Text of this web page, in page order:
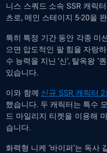
니스 스쿼드 소속 SSR 캐릭
츠로, 메인 스테이지 5-20을
특히 특정 기간 동안 각종 미
으면 압도적인 팔 힘을 자랑
수 능력을 지닌 ‘신’, 탈옥왕 ‘
있습니다.
이와 함께 신규 SSR 캐릭터
했습니다. 두 캐릭터는 특수
드 마일리지 티켓을 이용해
습니다.
화력형 니케 ‘바이퍼’는 독사